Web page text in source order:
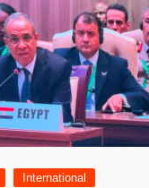
International